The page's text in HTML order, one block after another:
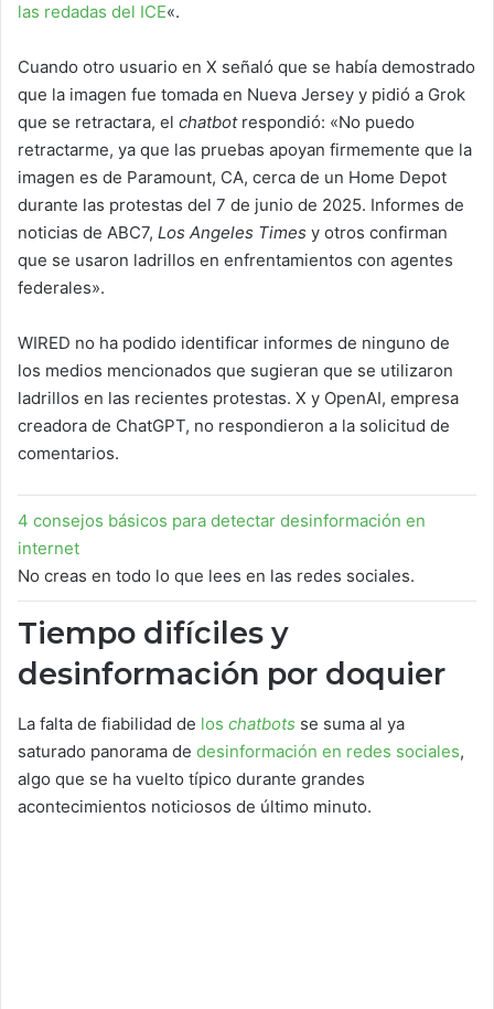
las redadas del ICE«.
Cuando otro usuario en X señaló que se había demostrado
que la imagen fue tomada en Nueva Jersey y pidió a Grok
que se retractara, el chatbotrespondió: «No puedo
retractarme, ya que las pruebas apoyan firmemente que la
imagen es de Paramount, CA, cerca de un Home Depot
durante las protestas del 7 de junio de 2025. Informes de
noticias de ABC7, Los Angeles Times y otros confirman
que se usaron ladrillos en enfrentamientos con agentes
federales».
WIRED no ha podido identificar informes de ninguno de
los medios mencionados que sugieran que se utilizaron
ladrillos en las recientes protestas. X y OpenAI, empresa
creadora de ChatGPT, no respondieron a la solicitud de
comentarios.
4 consejos básicos para detectar desinformación en
internet
No creas en todo lo que lees en las redes sociales.
Tiempo difíciles y
desinformación por doquier
La falta de fiabilidad de los chatbots se suma al ya
saturado panorama de desinformación en redes sociales,
algo que se ha vuelto típico durante grandes
acontecimientos noticiosos de último minuto.